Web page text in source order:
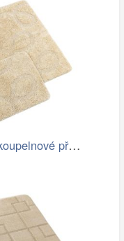
Bellatex koupelnové předložky…